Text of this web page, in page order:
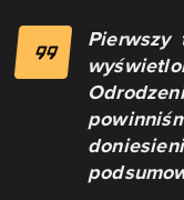
Pierwszy